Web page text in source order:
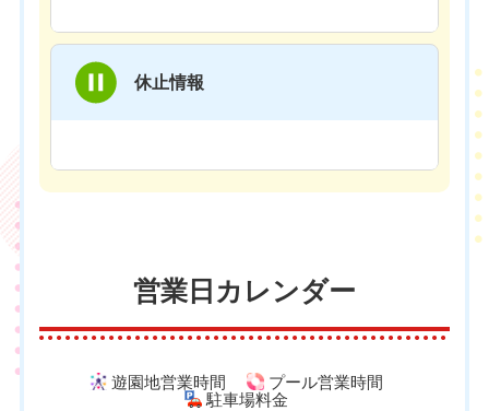
休止情報
営業日カレンダー
遊園地営業時間
プール営業時間
駐車場料金